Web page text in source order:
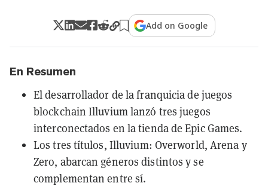
Add on Google
En Resumen
El desarrollador de la franquicia de juegos
blockchain Illuvium lanzó tres juegos
interconectados en la tienda de Epic Games.
Los tres títulos, Illuvium: Overworld, Arena y
Zero, abarcan géneros distintos y se
complementan entre sí.